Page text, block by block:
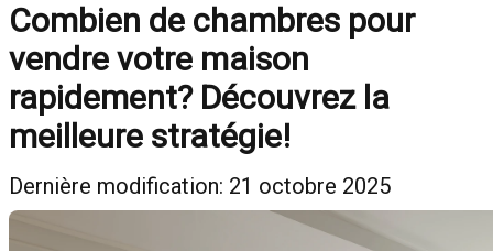
Combien de chambres pour
vendre votre maison
rapidement? Découvrez la
meilleure stratégie!
Dernière modification: 21 octobre 2025